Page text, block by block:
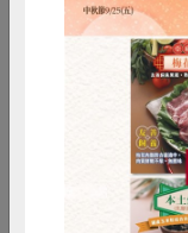
你
雞蛋